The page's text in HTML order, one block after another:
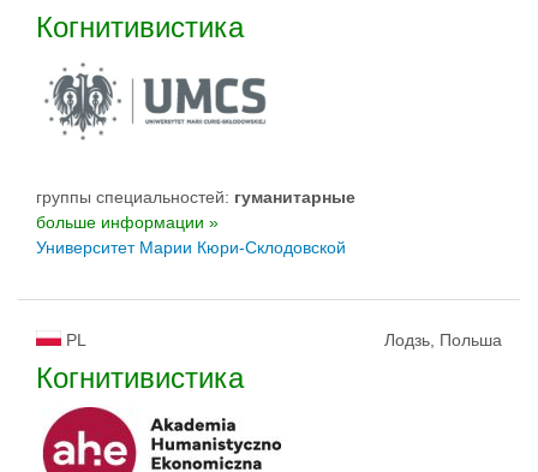
Когнитивистика
группы специальностей: гуманитарные
больше информации »
Университет Марии Кюри-Склодовской
PL Лодзь, Польша
Когнитивистика